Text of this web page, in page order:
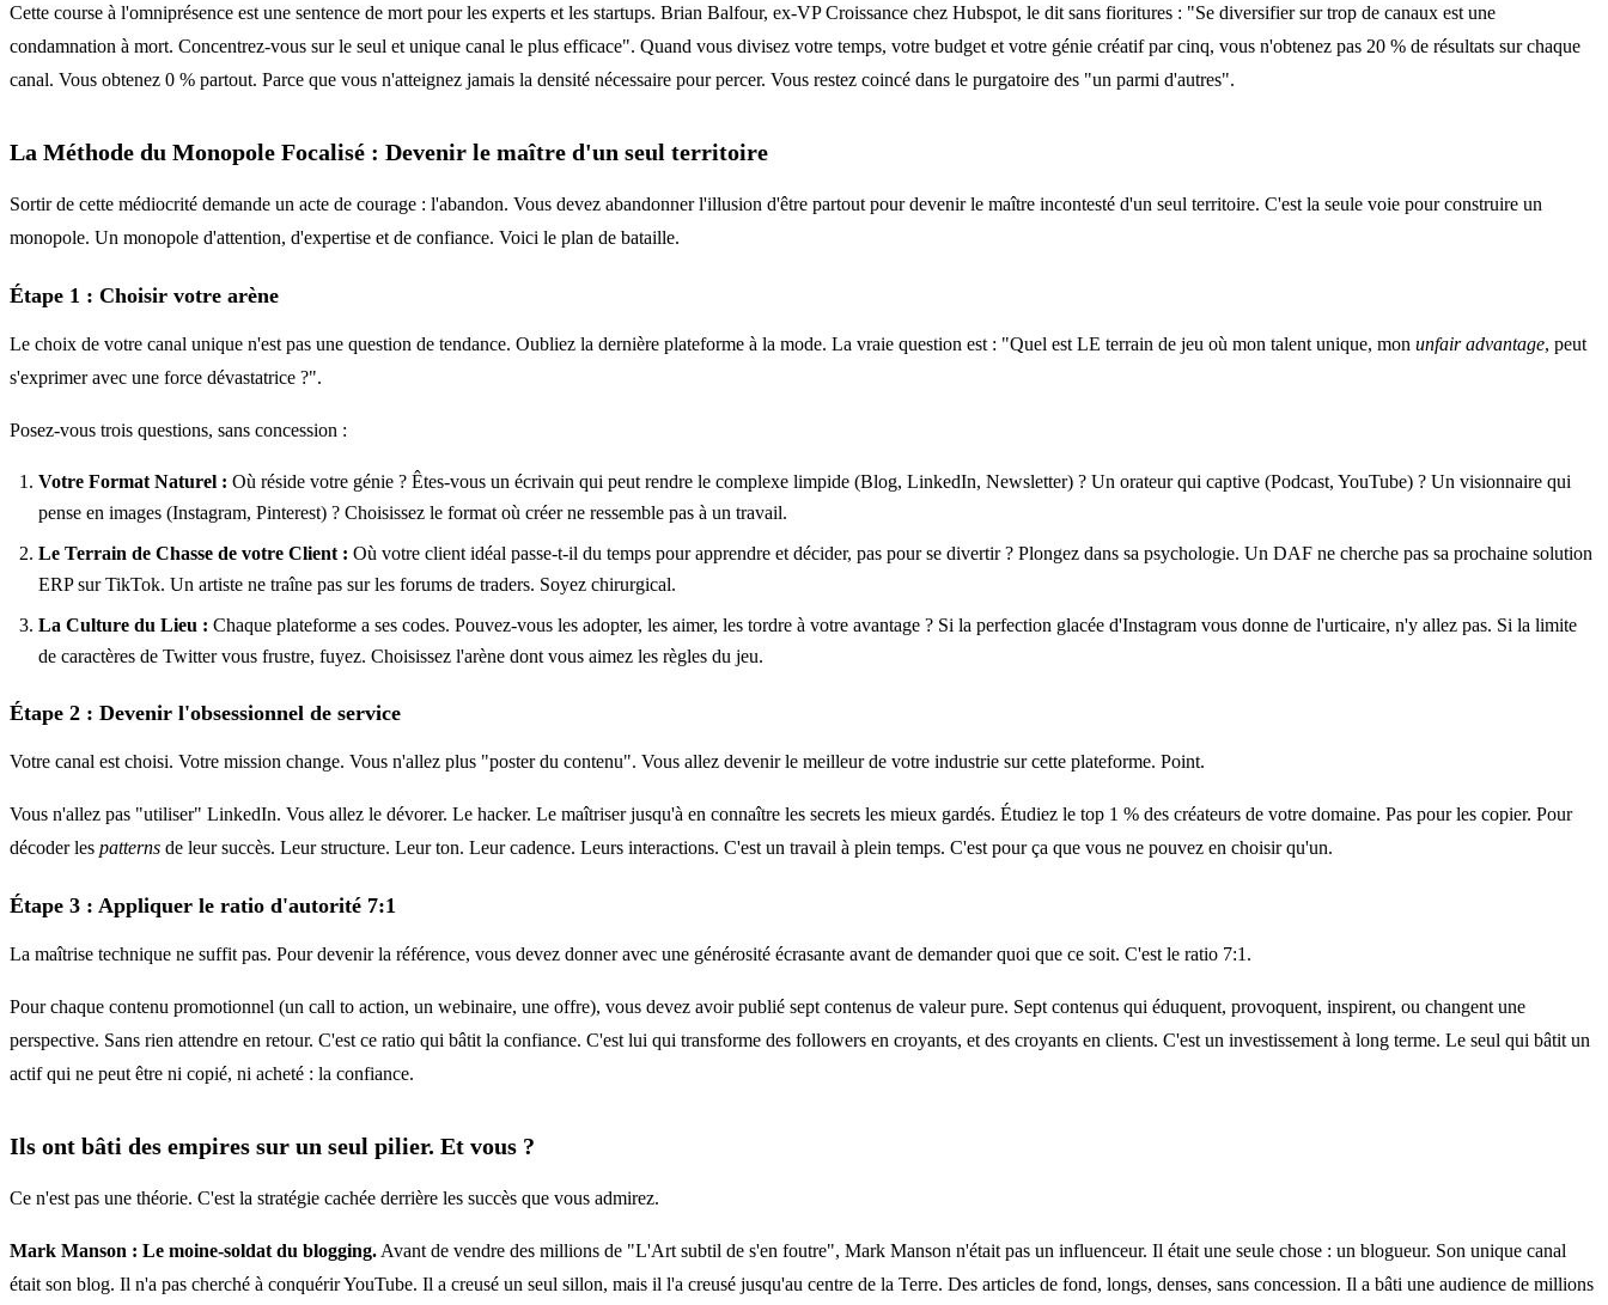
Cette course à l'omniprésence est une sentence de mort pour les experts et les startups. Brian Balfour, ex-VP Croissance chez Hubspot, le dit sans fioritures : "Se diversifier sur trop de canaux est une
condamnation à mort. Concentrez-vous sur le seul et unique canal le plus efficace". Quand vous divisez votre temps, votre budget et votre génie créatif par cinq, vous n'obtenez pas 20 % de résultats sur chaque
canal. Vous obtenez 0 % partout. Parce que vous n'atteignez jamais la densité nécessaire pour percer. Vous restez coincé dans le purgatoire des "un parmi d'autres".
La Méthode du Monopole Focalisé : Devenir le maître d'un seul territoire
Sortir de cette médiocrité demande un acte de courage : l'abandon. Vous devez abandonner l'illusion d'être partout pour devenir le maître incontesté d'un seul territoire. C'est la seule voie pour construire un
monopole. Un monopole d'attention, d'expertise et de confiance. Voici le plan de bataille.
Étape 1 : Choisir votre arène
Le choix de votre canal unique n'est pas une question de tendance. Oubliez la dernière plateforme à la mode. La vraie question est : "Quel est LE terrain de jeu où mon talent unique, mon unfair advantage, peut
s'exprimer avec une force dévastatrice ?".
Posez-vous trois questions, sans concession :
Votre Format Naturel : Où réside votre génie ? Êtes-vous un écrivain qui peut rendre le complexe limpide (Blog, LinkedIn, Newsletter) ? Un orateur qui captive (Podcast, YouTube) ? Un visionnaire qui
pense en images (Instagram, Pinterest) ? Choisissez le format où créer ne ressemble pas à un travail.
Le Terrain de Chasse de votre Client : Où votre client idéal passe-t-il du temps pour apprendre et décider, pas pour se divertir ? Plongez dans sa psychologie. Un DAF ne cherche pas sa prochaine solution
ERP sur TikTok. Un artiste ne traîne pas sur les forums de traders. Soyez chirurgical.
La Culture du Lieu : Chaque plateforme a ses codes. Pouvez-vous les adopter, les aimer, les tordre à votre avantage ? Si la perfection glacée d'Instagram vous donne de l'urticaire, n'y allez pas. Si la limite
de caractères de Twitter vous frustre, fuyez. Choisissez l'arène dont vous aimez les règles du jeu.
Étape 2 : Devenir l'obsessionnel de service
Votre canal est choisi. Votre mission change. Vous n'allez plus "poster du contenu". Vous allez devenir le meilleur de votre industrie sur cette plateforme. Point.
Vous n'allez pas "utiliser" LinkedIn. Vous allez le dévorer. Le hacker. Le maîtriser jusqu'à en connaître les secrets les mieux gardés. Étudiez le top 1 % des créateurs de votre domaine. Pas pour les copier. Pour
décoder les patterns de leur succès. Leur structure. Leur ton. Leur cadence. Leurs interactions. C'est un travail à plein temps. C'est pour ça que vous ne pouvez en choisir qu'un.
Étape 3 : Appliquer le ratio d'autorité 7:1
La maîtrise technique ne suffit pas. Pour devenir la référence, vous devez donner avec une générosité écrasante avant de demander quoi que ce soit. C'est le ratio 7:1.
Pour chaque contenu promotionnel (un call to action, un webinaire, une offre), vous devez avoir publié sept contenus de valeur pure. Sept contenus qui éduquent, provoquent, inspirent, ou changent une
perspective. Sans rien attendre en retour. C'est ce ratio qui bâtit la confiance. C'est lui qui transforme des followers en croyants, et des croyants en clients. C'est un investissement à long terme. Le seul qui bâtit un
actif qui ne peut être ni copié, ni acheté : la confiance.
Ils ont bâti des empires sur un seul pilier. Et vous ?
Ce n'est pas une théorie. C'est la stratégie cachée derrière les succès que vous admirez.
Mark Manson : Le moine-soldat du blogging. Avant de vendre des millions de "L'Art subtil de s'en foutre", Mark Manson n'était pas un influenceur. Il était une seule chose : un blogueur. Son unique canal
était son blog. Il n'a pas cherché à conquérir YouTube. Il a creusé un seul sillon, mais il l'a creusé jusqu'au centre de la Terre. Des articles de fond, longs, denses, sans concession. Il a bâti une audience de millions